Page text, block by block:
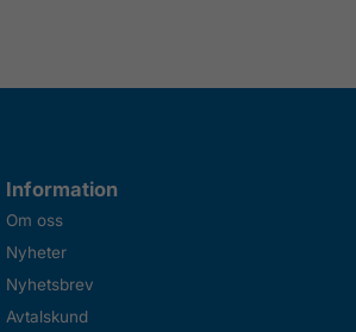
Information
Om oss
Nyheter
Nyhetsbrev
Avtalskund